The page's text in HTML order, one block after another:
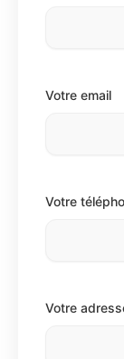
Votre email
Votre
Votre